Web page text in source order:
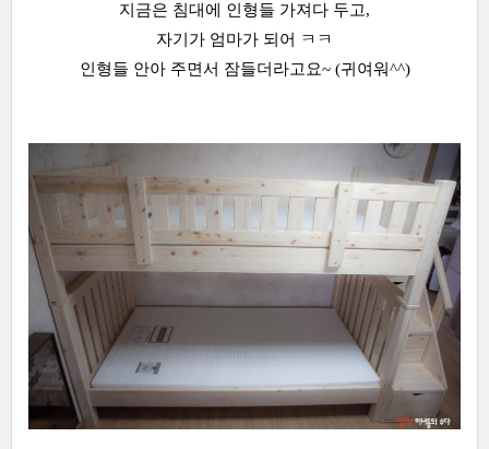
지금은 침대에 인형들 가져다 두고,
자기가 엄마가 되어 ㅋㅋ
인형들 안아 주면서 잠들더라고요~ (귀여워^^)